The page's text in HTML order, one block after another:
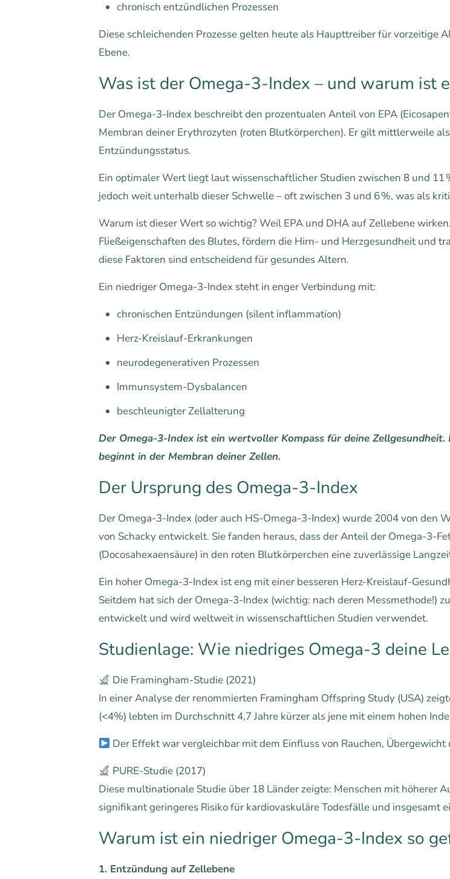
chronisch entzündlichen Prozessen
Diese schleichenden Prozesse gelten heute als Haupttreiber für vorzeitige
Ebene.
Was ist der Omega-3-Index – und warum ist
Der Omega-3-Index beschreibt den prozentualen Anteil von EPA
Membran deiner Erythrozyten (roten Blutkörperchen). Er gilt mittlerweile
Entzündungsstatus.
Ein optimaler Wert liegt laut wissenschaftlicher Studien zwischen 8 und 11
jedoch weit unterhalb dieser Schwelle – oft zwischen 3 und 6 %, was als
Warum ist dieser Wert so wichtig? Weil EPA und DHA auf Zellebene
Fließeigenschaften des Blutes, fördern die Hirn- und Herzgesundheit und
diese Faktoren sind entscheidend für gesundes Altern.
Ein niedriger Omega-3-Index steht in enger Verbindung mit:
chronischen Entzündungen (silent inflammation)
Herz-Kreislauf-Erkrankungen
neurodegenerativen Prozessen
Immunsystem-Dysbalancen
beschleunigter Zellalterung
Der Omega-3-Index ist ein wertvoller Kompass für deine
beginnt in der Membran deiner Zellen.
Der Ursprung des Omega-3-Index
Der Omega-3-Index (oder auch HS-Omega-3-Index) wurde 2004 von den
von Schacky entwickelt. Sie fanden heraus, dass der Anteil der Omega-3-
(Docosahexaensäure) in den roten Blutkörperchen eine zuverlässige
Ein hoher Omega-3-Index ist eng mit einer besseren Herz-Kreislauf-
Seitdem hat sich der Omega-3-Index (wichtig: nach deren Messmethode!)
entwickelt und wird weltweit in wissenschaftlichen Studien verwendet.
Studienlage: Wie niedriges Omega-3 deine
Die Framingham-Studie (2021)
In einer Analyse der renommierten Framingham Offspring Study (USA)
(<4%) lebten im Durchschnitt 4,7 Jahre kürzer als jene mit einem hohen
Der Effekt war vergleichbar mit dem Einfluss von Rauchen, Übergewicht
PURE-Studie (2017)
Diese multinationale Studie über 18 Länder zeigte: Menschen mit höherer
signifikant geringeres Risiko für kardiovaskuläre Todesfälle und insgesamt
Warum ist ein niedriger Omega-3-Index so
1. Entzündung auf Zellebene